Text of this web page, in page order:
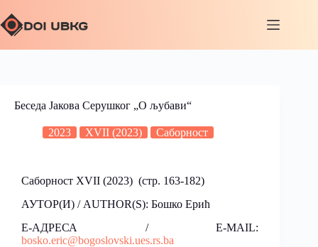
Беседа Јакова Серушког „О љубави“
2023 XVII (2023) Саборност
Саборност XVII (2023) (стр. 163-182)
АУТОР(И) / AUTHOR(S): Бошко Ерић
Е-АДРЕСА / E-MAIL:
bosko.eric@bogoslovski.ues.rs.ba